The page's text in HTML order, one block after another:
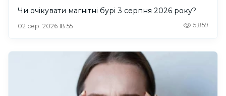
Чи очікувати магнітні бурі 3 серпня 2026 року?
02 сер. 2026 18:55 5,859